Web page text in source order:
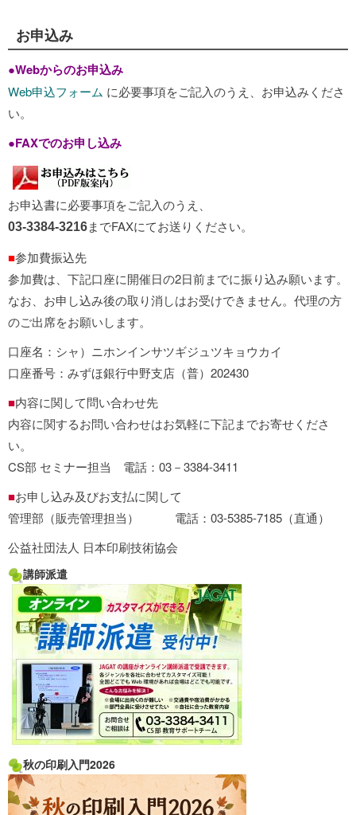
お申込み
●Webからのお申込み
Web申込フォーム に必要事項をご記入のうえ、お申込みくださ
い。
●FAXでのお申し込み
お申込書に必要事項をご記入のうえ、
03-3384-3216までFAXにてお送りください。
■参加費振込先
参加費は、下記口座に開催日の2日前までに振り込み願います。
なお、お申し込み後の取り消しはお受けできません。代理の方
のご出席をお願いします。
口座名：シャ）ニホンインサツギジュツキョウカイ
口座番号：みずほ銀行中野支店（普）202430
■内容に関して問い合わせ先
内容に関するお問い合わせはお気軽に下記までお寄せくださ
い。
CS部 セミナー担当 電話：03－3384-3411
■お申し込み及びお支払に関して
管理部（販売管理担当） 電話：03-5385-7185（直通）
公益社団法人 日本印刷技術協会
講師派遣
秋の印刷入門2026